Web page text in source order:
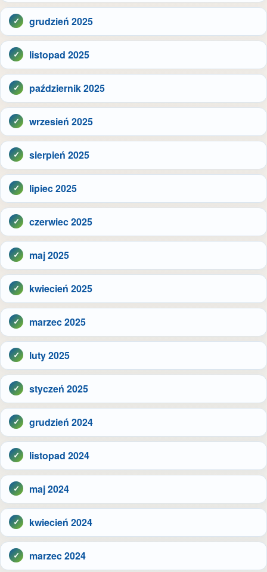
grudzień 2025
listopad 2025
październik 2025
wrzesień 2025
sierpień 2025
lipiec 2025
czerwiec 2025
maj 2025
kwiecień 2025
marzec 2025
luty 2025
styczeń 2025
grudzień 2024
listopad 2024
maj 2024
kwiecień 2024
marzec 2024